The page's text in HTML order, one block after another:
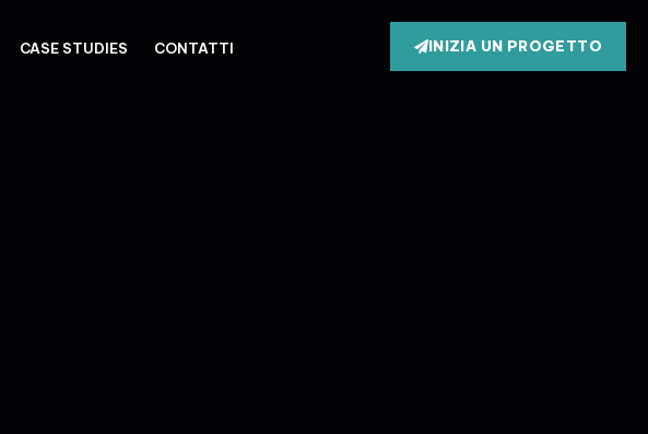
CASE STUDIES CONTATTI INIZIA UN PROGETTO